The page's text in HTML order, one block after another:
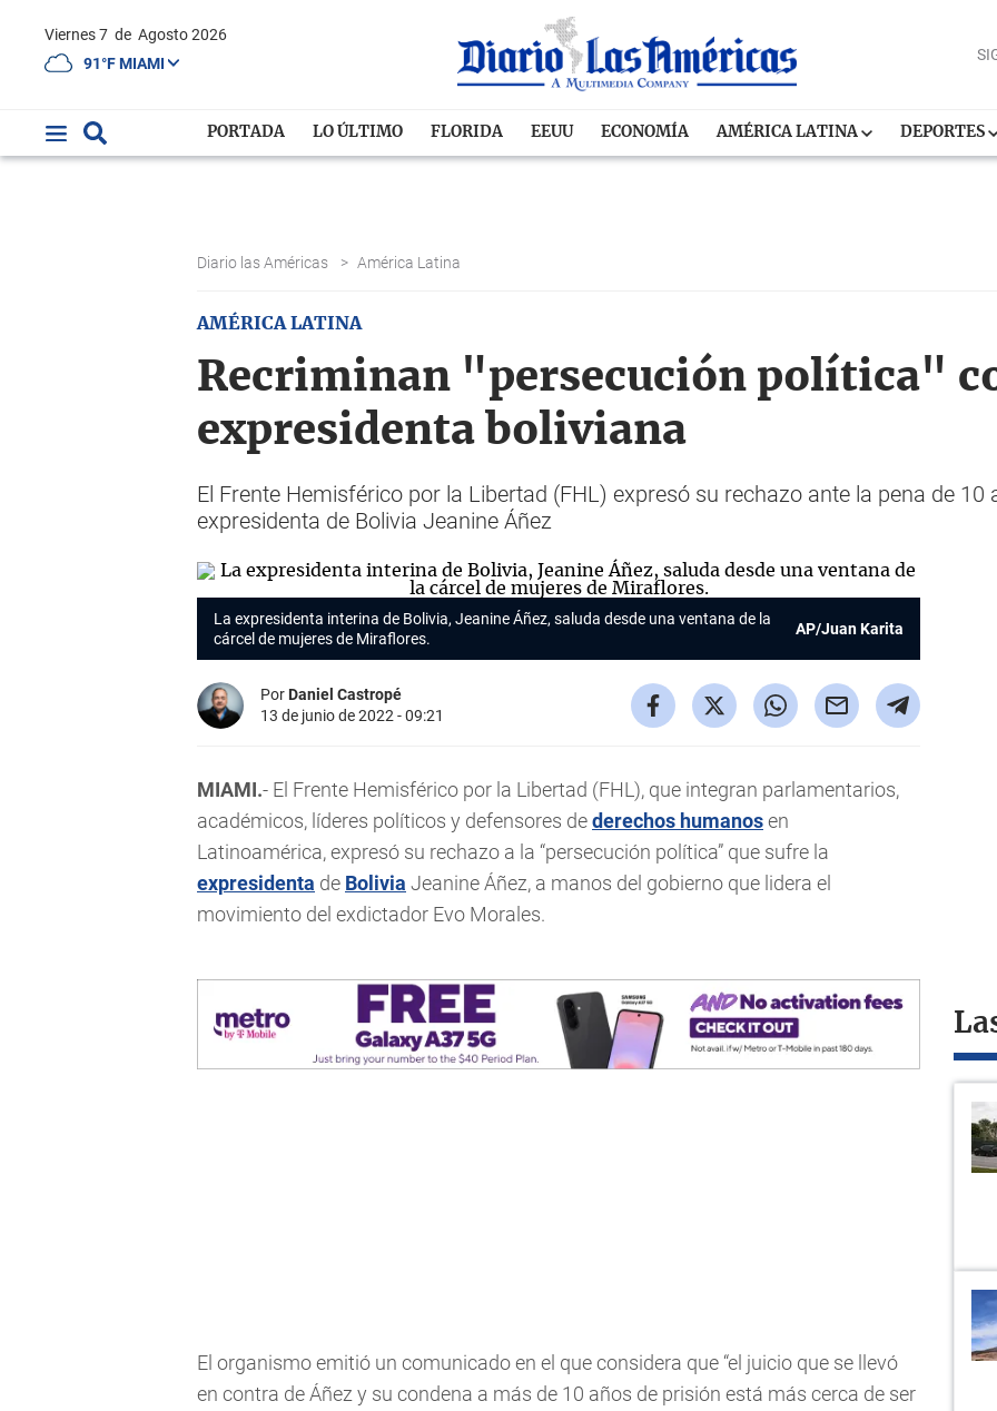
Viernes 7 de Agosto 2026
91°F MIAMI
PORTADA LO ÚLTIMO FLORIDA EEUU ECONOMÍA AMÉRICA LATINA DEPORTES
Diario las Américas > América Latina
AMÉRICA LATINA
Recriminan "persecución política"
expresidenta boliviana
El Frente Hemisférico por la Libertad (FHL) expresó su rechazo ante la pena de 10
expresidenta de Bolivia Jeanine Áñez
La expresidenta interina de Bolivia, Jeanine Áñez, saluda desde una ventana de la
cárcel de mujeres de Miraflores.
AP/Juan Karita
PorDaniel Castropé
13 de junio de 2022 - 09:21
MIAMI.- El Frente Hemisférico por la Libertad (FHL), que integran parlamentarios,
académicos, líderes políticos y defensores dederechos humanosen
Latinoamérica, expresó su rechazo a la “persecución política” que sufre la
expresidenta de Bolivia Jeanine Áñez, a manos del gobierno que lidera el
movimiento del exdictador Evo Morales.
El organismo emitió un comunicado en el que considera que “el juicio que se llevó
en contra de Áñez y su condena a más de 10 años de prisión está más cerca de ser